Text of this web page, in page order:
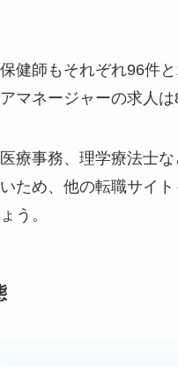
健師もそれぞれ96件
マネージャーの求人は
療事務、理学療法士
ため、他の転職サイ
う。